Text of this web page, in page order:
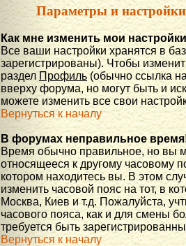
Параметры и
Как мне изменить мои
Все ваши настройки хранятся в
зарегистрированы). Чтобы
раздел Профиль(обычно ссылка
вверху форума, но могут быть и
можете изменить все свои
Вернуться к началу
В форумах неправильное
Время обычно правильное, но вы
относящееся к другому часовому
котором находитесь вы. В этом
изменить часовой пояс на тот, в
Москва, Киев и т.д. Пожалуйста,
часового пояса, как и для смены
требуется быть
Вернуться к началу